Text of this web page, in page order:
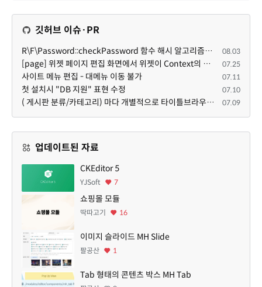
깃허브 이슈·PR
R\F\Password::checkPassword 함수 해시 알고리즘을 암시적으로 호출하는 경우 Argon2id 해시 비교 실패 08.03
[page] 위젯 페이지 편집 화면에서 위젯이 Context의 module_info를 덮어쓰면 저장이 ERR_ACT_IS_NOT_STANDALONE으로 실패 07.25
사이트 메뉴 편집 - 대메뉴 이동 불가 07.11
첫 설치시 "DB 지원" 표현 수정 07.10
( 게시판 분류/카테고리) 마다 개별적으로 타이틀브라우저 제목 및 seo설명 넣을 수 있으면 어떨지 해서 글 등록해봅니다. 07.09
업데이트된 자료
CKEditor 5
YJSoft 7
쇼핑몰 모듈
딱따고기 16
이미지 슬라이드 MH Slide
팔공산 1
Tab 형태의 콘텐츠 박스 MH Tab